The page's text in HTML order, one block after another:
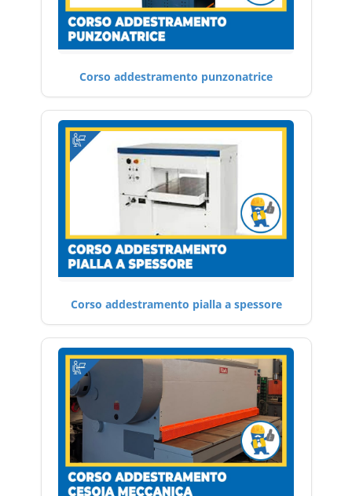
Corso addestramento punzonatrice
Corso addestramento pialla a spessore